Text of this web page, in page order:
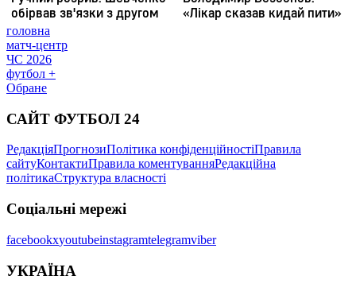
головна
матч-центр
ЧС 2026
футбол +
Обране
САЙТ ФУТБОЛ 24
РедакціяПрогнозиПолітика конфіденційностіПравила
сайтуКонтактиПравила коментуванняРедакційна
політикаСтруктура власності
Соціальні мережі
facebookxyoutubeinstagramtelegramviber
УКРАЇНА